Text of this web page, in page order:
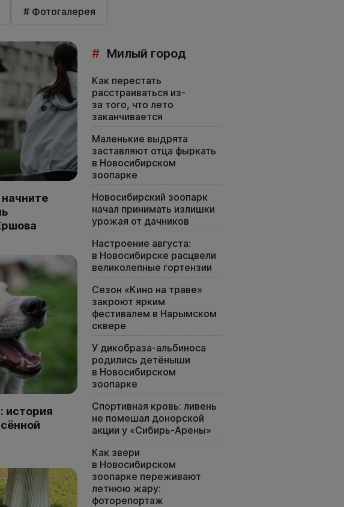
# Фотогалерея
история
# Милый город
Как перестать
расстраиваться из-
за того, что лето
заканчивается
Маленькие выдрята
заставляют отца фыркать
в Новосибирском
зоопарке
Новосибирский зоопарк
начал принимать излишки
урожая от дачников
Настроение августа:
в Новосибирске расцвели
великолепные гортензии
Сезон «Кино на траве»
закроют ярким
фестивалем в Нарымском
сквере
У дикобраза-альбиноса
родились детёныши
в Новосибирском
зоопарке
Спортивная кровь: ливень
не помешал донорской
акции у «Сибирь-Арены»
Как звери
в Новосибирском
зоопарке переживают
летнюю жару:
фоторепортаж